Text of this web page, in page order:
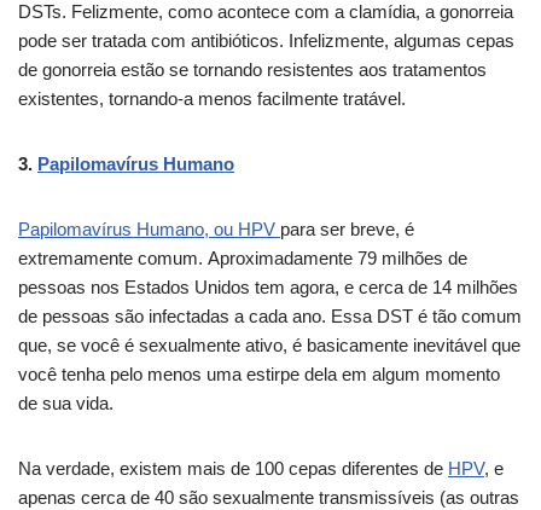
DSTs. Felizmente, como acontece com a clamídia, a gonorreia
pode ser tratada com antibióticos. Infelizmente, algumas cepas
de gonorreia estão se tornando resistentes aos tratamentos
existentes, tornando-a menos facilmente tratável.
3. Papilomavírus Humano
Papilomavírus Humano, ou HPV para ser breve, é
extremamente comum. Aproximadamente 79 milhões de
pessoas nos Estados Unidos tem agora, e cerca de 14 milhões
de pessoas são infectadas a cada ano. Essa DST é tão comum
que, se você é sexualmente ativo, é basicamente inevitável que
você tenha pelo menos uma estirpe dela em algum momento
de sua vida.
Na verdade, existem mais de 100 cepas diferentes de HPV, e
apenas cerca de 40 são sexualmente transmissíveis (as outras